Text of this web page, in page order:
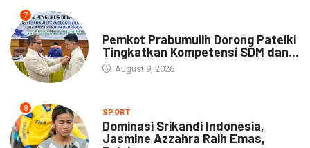
7
Pemkot Prabumulih Dorong Patelki
Tingkatkan Kompetensi SDM dan...
August 9, 2026
8 SPORT
Dominasi Srikandi Indonesia,
Jasmine Azzahra Raih Emas,